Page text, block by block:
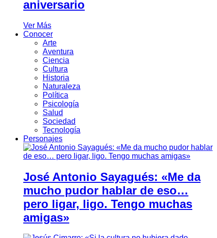
aniversario
Ver Más
Conocer
Arte
Aventura
Ciencia
Cultura
Historia
Naturaleza
Política
Psicología
Salud
Sociedad
Tecnología
Personajes
José Antonio Sayagués: «Me da
mucho pudor hablar de eso…
pero ligar, ligo. Tengo muchas
amigas»